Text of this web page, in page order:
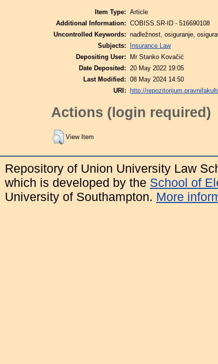
Item Type: Article
Additional Information: COBISS.SR-ID - 516690108
Uncontrolled Keywords: nadležnost, osiguranje,
Subjects:
Insurance Law
Depositing User:
Mr Stanko Kovačić
Date Deposited:
20 May 2022 19:05
Last Modified: 08 May 2024 14:50
URI:
http://
Actions (login required)
View Item
Repository of Union University Law
which is developed by the School of
University of Southampton. More